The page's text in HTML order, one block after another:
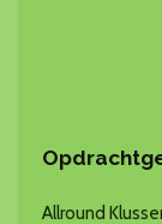
Allround